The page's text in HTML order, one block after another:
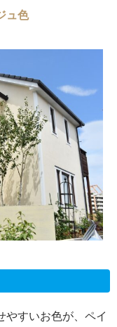
ュ色
やすいお色が、ペイ